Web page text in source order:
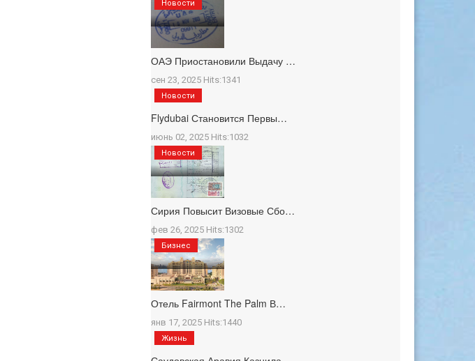
ОАЭ Приостановили Выдачу …
сен 23, 2025 Hits:1341
Новости
Flydubai Становится Первы…
июнь 02, 2025 Hits:1032
Новости
Сирия Повысит Визовые Сбо…
фев 26, 2025 Hits:1302
Новости
Отель Fairmont The Palm В…
янв 17, 2025 Hits:1440
Бизнес
Жизнь